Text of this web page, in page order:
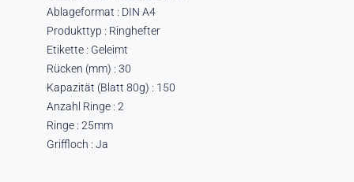
Ablageformat : DIN A4
Produkttyp : Ringhefter
Etikette : Geleimt
Rücken (mm) : 30
Kapazität (Blatt 80g) : 150
Anzahl Ringe : 2
Ringe : 25mm
Griffloch : Ja